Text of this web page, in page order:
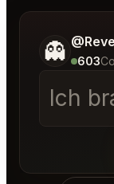
👻 603
Ich
Sag mir